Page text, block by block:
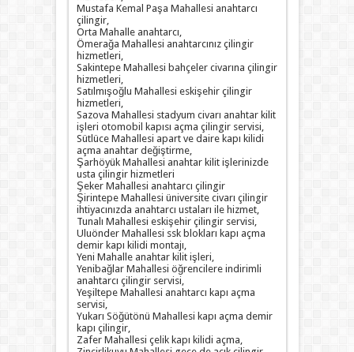
Mustafa Kemal Paşa Mahallesi anahtarcı
çilingir,
Orta Mahalle anahtarcı,
Ömerağa Mahallesi anahtarcınız çilingir
hizmetleri,
Sakintepe Mahallesi bahçeler civarına çilingir
hizmetleri,
Satılmışoğlu Mahallesi eskişehir çilingir
hizmetleri,
Sazova Mahallesi stadyum civarı anahtar kilit
işleri otomobil kapısı açma çilingir servisi,
Sütlüce Mahallesi apart ve daire kapı kilidi
açma anahtar değiştirme,
Şarhöyük Mahallesi anahtar kilit işlerinizde
usta çilingir hizmetleri
Şeker Mahallesi anahtarcı çilingir
Şirintepe Mahallesi üniversite civarı çilingir
ihtiyacınızda anahtarcı ustaları ile hizmet,
Tunalı Mahallesi eskişehir çilingir servisi,
Uluönder Mahallesi ssk blokları kapı açma
demir kapı kilidi montajı,
Yeni Mahalle anahtar kilit işleri,
Yenibağlar Mahallesi öğrencilere indirimli
anahtarcı çilingir servisi,
Yeşiltepe Mahallesi anahtarcı kapı açma
servisi,
Yukarı Söğütönü Mahallesi kapı açma demir
kapı çilingir,
Zafer Mahallesi çelik kapı kilidi açma,